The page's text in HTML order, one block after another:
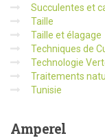
Succulentes et
Taille
Taille et élagage
Techniques de
Technologie
Traitements
Tunisie
Amperel